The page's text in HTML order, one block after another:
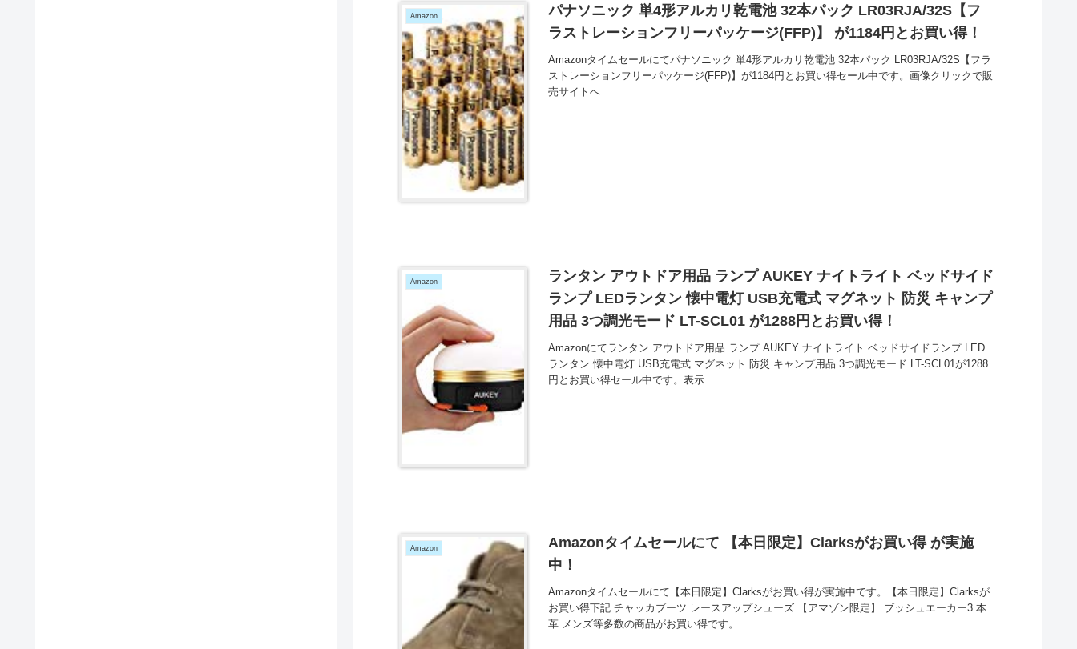
Amazon
パナソニック 単4形アルカリ乾電池 32本パック LR03RJA/32S【フ
ラストレーションフリーパッケージ(FFP)】 が1184円とお買い得！
Amazonタイムセールにてパナソニック 単4形アルカリ乾電池 32本パック LR03RJA/32S【フラ
ストレーションフリーパッケージ(FFP)】が1184円とお買い得セール中です。画像クリックで販
売サイトへ
Amazon
ランタン アウトドア用品 ランプ AUKEY ナイトライト ベッドサイド
ランプ LEDランタン 懐中電灯 USB充電式 マグネット 防災 キャンプ
用品 3つ調光モード LT-SCL01 が1288円とお買い得！
Amazonにてランタン アウトドア用品 ランプ AUKEY ナイトライト ベッドサイドランプ LED
ランタン 懐中電灯 USB充電式 マグネット 防災 キャンプ用品 3つ調光モード LT-SCL01が1288
円とお買い得セール中です。表示
Amazon
Amazonタイムセールにて 【本日限定】Clarksがお買い得 が実施
中！
Amazonタイムセールにて【本日限定】Clarksがお買い得が実施中です。【本日限定】Clarksが
お買い得下記 チャッカブーツ レースアップシューズ 【アマゾン限定】 ブッシュエーカー3 本
革 メンズ等多数の商品がお買い得です。